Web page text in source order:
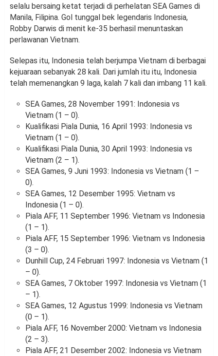
selalu bersaing ketat terjadi di perhelatan SEA Games di
Manila, Filipina. Gol tunggal bek legendaris Indonesia,
Robby Darwis di menit ke-35 berhasil menuntaskan
perlawanan Vietnam.
Selepas itu, Indonesia telah berjumpa Vietnam di berbagai
kejuaraan sebanyak 28 kali. Dari jumlah itu itu, Indonesia
telah memenangkan 9 laga, kalah 7 kali dan imbang 11 kali.
SEA Games, 28 November 1991: Indonesia vs
Vietnam (1 – 0).
Kualifikasi Piala Dunia, 16 April 1993: Indonesia vs
Vietnam (1 – 0).
Kualifikasi Piala Dunia, 30 April 1993: Indonesia vs
Vietnam (2 – 1).
SEA Games, 9 Juni 1993: Indonesia vs Vietnam (1 –
0).
SEA Games, 12 Desember 1995: Vietnam vs
Indonesia (1 – 0).
Piala AFF, 11 September 1996: Vietnam vs Indonesia
(1 – 1).
Piala AFF, 15 September 1996: Vietnam vs Indonesia
(3 – 0).
Dunhill Cup, 24 Februari 1997: Indonesia vs Vietnam (1
– 0).
SEA Games, 7 Oktober 1997: Indonesia vs Vietnam (1
– 1).
SEA Games, 12 Agustus 1999: Indonesia vs Vietnam
(0 – 1).
Piala AFF, 16 November 2000: Vietnam vs Indonesia
(2 – 3).
Piala AFF, 21 Desember 2002: Indonesia vs Vietnam